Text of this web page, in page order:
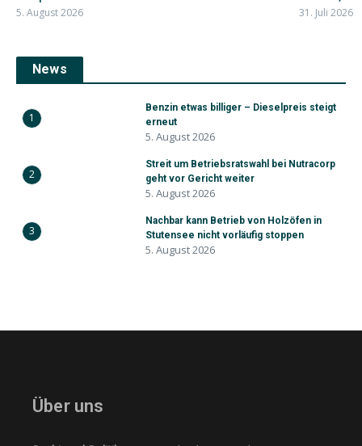
5. August 2026 31. Juli 2026
News
1
Benzin etwas billiger – Dieselpreis steigt
erneut
5. August 2026
2
Streit um Betriebsratswahl bei Nutracorp
geht vor Gericht weiter
5. August 2026
3
Nachbar kann Betrieb von Holzöfen in
Stutensee nicht vorläufig stoppen
5. August 2026
Über uns